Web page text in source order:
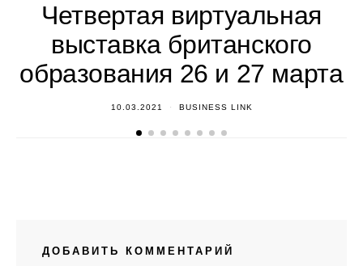
Четвертая виртуальная
выставка британского
образования 26 и 27 марта
10.03.2021 BUSINESS LINK
ДОБАВИТЬ КОММЕНТАРИЙ